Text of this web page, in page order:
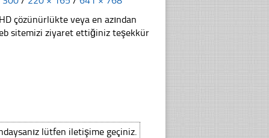
çözünürlükte veya en azından
sitemizi ziyaret ettiğiniz teşekkür
lütfen iletişime geçiniz.